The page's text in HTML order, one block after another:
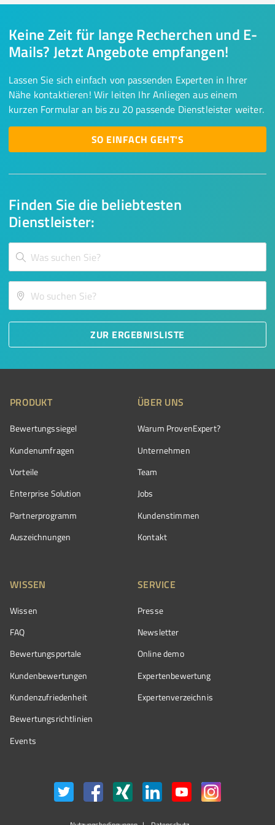
Finden Sie die beliebtesten
Dienstleister:
ZUR ERGEBNISLISTE
Keine Zeit für lange Recherchen und E-
Mails? Jetzt Angebote empfangen!
Lassen Sie sich einfach von passenden Experten in Ihrer
Nähe kontaktieren! Wir leiten Ihr Anliegen aus einem
kurzen Formular an bis zu 20 passende Dienstleister weiter.
SO EINFACH GEHT'S
PRODUKT
Bewertungssiegel
Kundenumfragen
Vorteile
Enterprise Solution
Partnerprogramm
Auszeichnungen
ÜBER UNS
Warum ProvenExpert?
Unternehmen
Team
Jobs
Kundenstimmen
Kontakt
WISSEN
Wissen
FAQ
Bewertungsportale
Kundenbewertungen
Kundenzufriedenheit
Bewertungs­richtlinien
Events
SERVICE
Presse
Newsletter
Online demo
Expertenbewertung
Expertenverzeichnis